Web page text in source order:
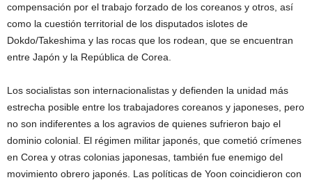
compensación por el trabajo forzado de los coreanos y otros, así
como la cuestión territorial de los disputados islotes de
Dokdo/Takeshima y las rocas que los rodean, que se encuentran
entre Japón y la República de Corea.
Los socialistas son internacionalistas y defienden la unidad más
estrecha posible entre los trabajadores coreanos y japoneses, pero
no son indiferentes a los agravios de quienes sufrieron bajo el
dominio colonial. El régimen militar japonés, que cometió crímenes
en Corea y otras colonias japonesas, también fue enemigo del
movimiento obrero japonés. Las políticas de Yoon coincidieron con